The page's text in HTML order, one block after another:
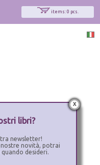
items: 0 pcs.
x
libri?
newsletter!
novità, potrai
desideri.